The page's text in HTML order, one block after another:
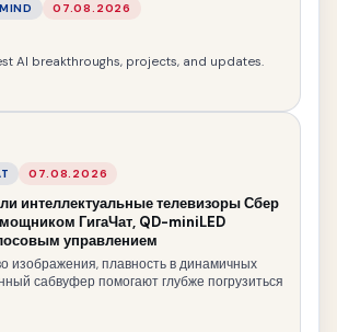
07.08.2026
AI breakthroughs, projects, and updates.
07.08.2026
интеллектуальные телевизоры Сбер
ГигаЧат, QD-miniLED
управлением
изображения, плавность в динамичных
сабвуфер помогают глубже погрузиться